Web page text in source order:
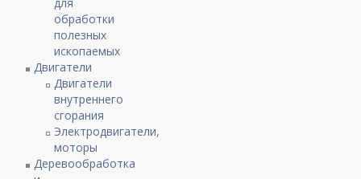
для
обработки
полезных
ископаемых
Двигатели
Двигатели
внутреннего
сгорания
Электродвигатели,
моторы
Деревообработка